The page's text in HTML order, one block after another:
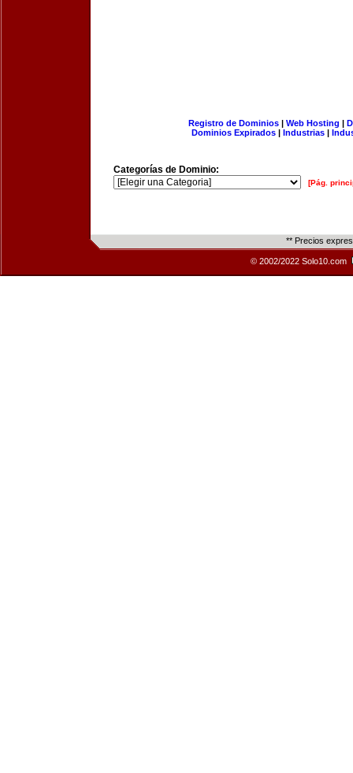
Registro de Dominios| Web Hosting |
Dominios Expirados | Industrias |
Categorías de Dominio:
[Pág.
** Precios
© 2002/2022 Solo10.com